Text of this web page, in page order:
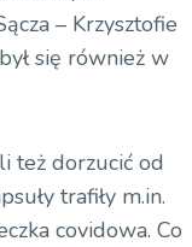
– Krzysztofie
się również w
też dorzucić od
trafiły m.in.
covidowa. Co